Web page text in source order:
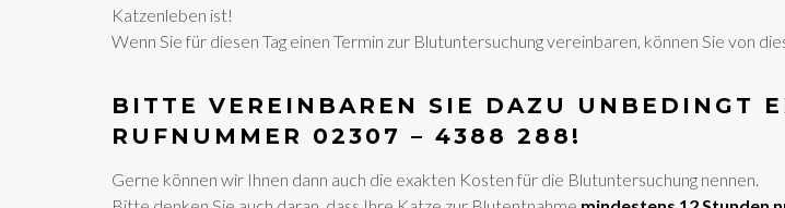
Katzenleben ist!
Wenn Sie für diesen Tag einen Termin zur Blutuntersuchung vereinbaren, können Sie von
BITTE VEREINBAREN SIE DAZU UNBEDINGT
RUFNUMMER 02307 – 4388 288!
Gerne können wir Ihnen dann auch die exakten Kosten für die Blutuntersuchung nennen.